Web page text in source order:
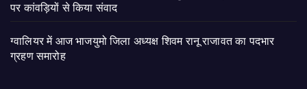
पर कांवड़ियों से किया संवाद
ग्वालियर में आज भाजयुमो जिला अध्यक्ष शिवम रानू राजावत का पदभार
ग्रहण समारोह